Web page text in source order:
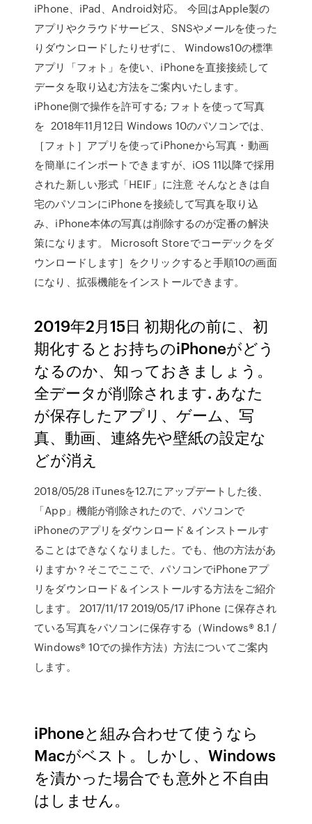
iPhone、iPad、Android対応。 今回はApple製の
アプリやクラウドサービス、SNSやメールを使った
りダウンロードしたりせずに、 Windows10の標準
アプリ「フォト」を使い、iPhoneを直接接続して
データを取り込む方法をご案内いたします。
iPhone側で操作を許可する; フォトを使って写真
を 2018年11月12日 Windows 10のパソコンでは、
［フォト］アプリを使ってiPhoneから写真・動画
を簡単にインポートできますが、iOS 11以降で採用
された新しい形式「HEIF」に注意 そんなときは自
宅のパソコンにiPhoneを接続して写真を取り込
み、iPhone本体の写真は削除するのが定番の解決
策になります。 Microsoft Storeでコーデックをダ
ウンロードします］をクリックすると手順10の画面
になり、拡張機能をインストールできます。
2019年2月15日 初期化の前に、初
期化するとお持ちのiPhoneがどう
なるのか、知っておきましょう。
全データが削除されます. あなた
が保存したアプリ、ゲーム、写
真、動画、連絡先や壁紙の設定な
どが消え
2018/05/28 iTunesを12.7にアップデートした後、
「App」機能が削除されたので、パソコンで
iPhoneのアプリをダウンロード＆インストールす
ることはできなくなりました。でも、他の方法があ
りますか？そこでここで、パソコンでiPhoneアプ
リをダウンロード＆インストールする方法をご紹介
します。 2017/11/17 2019/05/17 iPhone に保存され
ている写真をパソコンに保存する（Windows® 8.1 /
Windows® 10での操作方法）方法についてご案内
します。
iPhoneと組み合わせて使うなら
Macがベスト。しかし、Windows
を漬かった場合でも意外と不自由
はしません。